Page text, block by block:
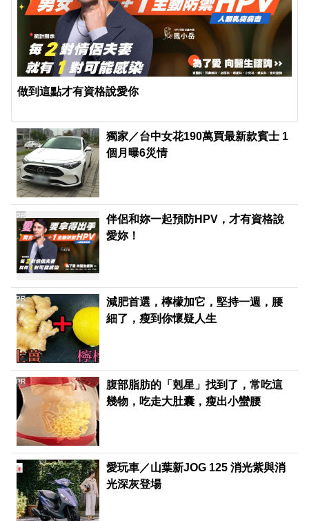
做到這點才有資格說愛你
獨家／台中女花190萬買最新款賓士 1
個月曝6災情
伴侶和妳一起預防HPV，才有資格說
愛妳！
PR
減肥首選，檸檬加它，堅持一週，腰
細了，瘦到你懷疑人生
PR
腹部脂肪的「剋星」找到了，常吃這
幾物，吃走大肚囊，瘦出小蠻腰
PR
愛玩車／山葉新JOG 125 消光紫與消
光深灰登場